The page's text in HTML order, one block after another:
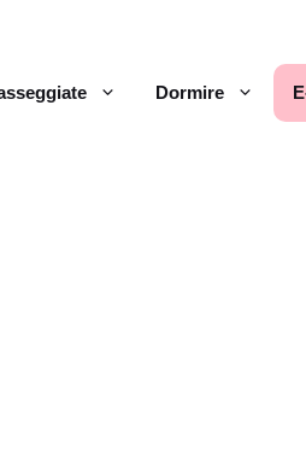
Dormire